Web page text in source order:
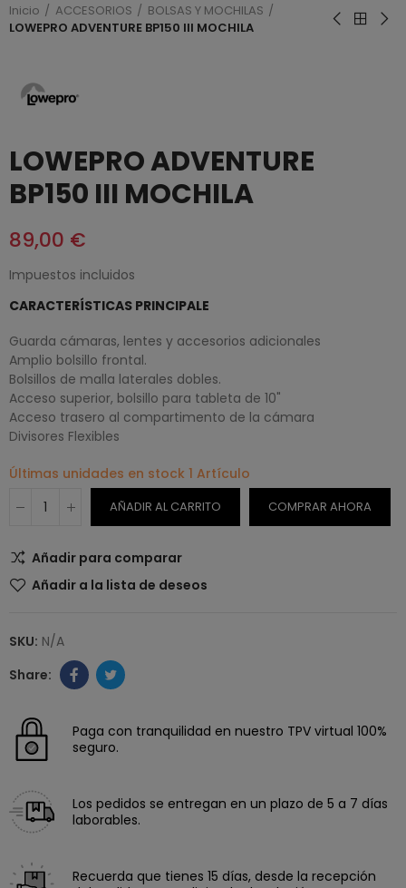
Inicio ACCESORIOS
BOLSAS Y MOCHILAS
LOWEPRO ADVENTURE BP150 III MOCHILA
LOWEPRO ADVENTURE
BP150 III MOCHILA
89,00 €
Impuestos incluidos
CARACTERÍSTICAS PRINCIPALE
Guarda cámaras, lentes y accesorios adicionales
Amplio bolsillo frontal.
Bolsillos de malla laterales dobles.
Acceso superior, bolsillo para tableta de 10"
Acceso trasero al compartimento de la cámara
Divisores Flexibles
Últimas unidades en stock 1 Artículo
AÑADIR AL CARRITO COMPRAR AHORA
Añadir para comparar
Añadir a la lista de deseos
SKU: N/A
Paga con tranquilidad en nuestro TPV virtual 100%
seguro.
Los pedidos se entregan en un plazo de 5 a 7 días
laborables.
Recuerda que tienes 15 días, desde la recepción